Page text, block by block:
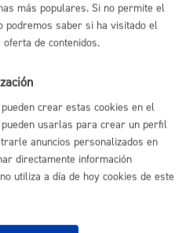
más populares. Si no permite el
podremos saber si ha visitado el
de contenidos.
crear estas cookies en el
pueden usarlas para crear un perfil
anuncios personalizados en
directamente información
utiliza a día de hoy cookies de este